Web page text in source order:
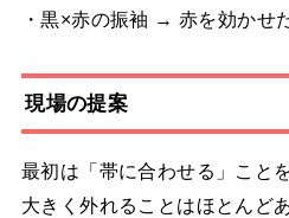
・黒×赤の振袖 → 赤を効かせ
現場の提案
最初は「帯に合わせる」こと
大きく外れることはほとんど